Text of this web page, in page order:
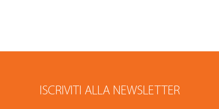
ISCRIVITI ALLA NEWSLETTER